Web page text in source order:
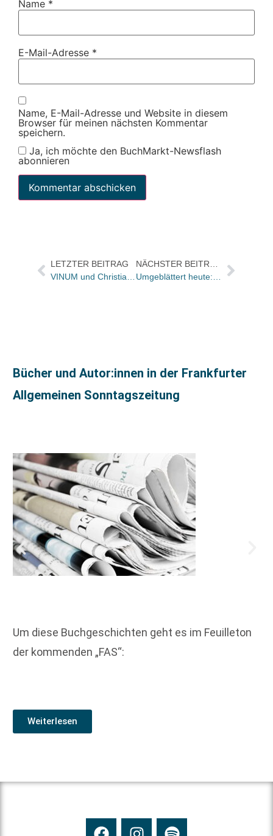
Name *
E-Mail-Adresse *
Name, E-Mail-Adresse und Website in diesem
Browser für meinen nächsten Kommentar
speichern.
Ja, ich möchte den BuchMarkt-Newsflash
abonnieren
LETZTER BEITRAG
Bücher und Autor:innen in der Frankfurter
Allgemeinen Sonntagszeitung
Um diese Buchgeschichten geht es im Feuilleton
der kommenden „FAS“:
Weiterlesen